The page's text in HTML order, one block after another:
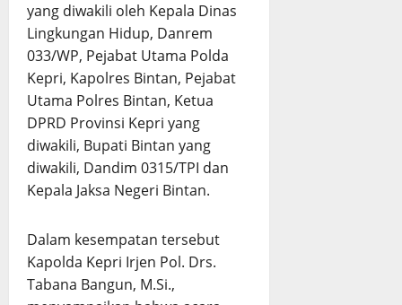
yang diwakili oleh Kepala Dinas
Lingkungan Hidup, Danrem
033/WP, Pejabat Utama Polda
Kepri, Kapolres Bintan, Pejabat
Utama Polres Bintan, Ketua
DPRD Provinsi Kepri yang
diwakili, Bupati Bintan yang
diwakili, Dandim 0315/TPI dan
Kepala Jaksa Negeri Bintan.
Dalam kesempatan tersebut
Kapolda Kepri Irjen Pol. Drs.
Tabana Bangun, M.Si.,